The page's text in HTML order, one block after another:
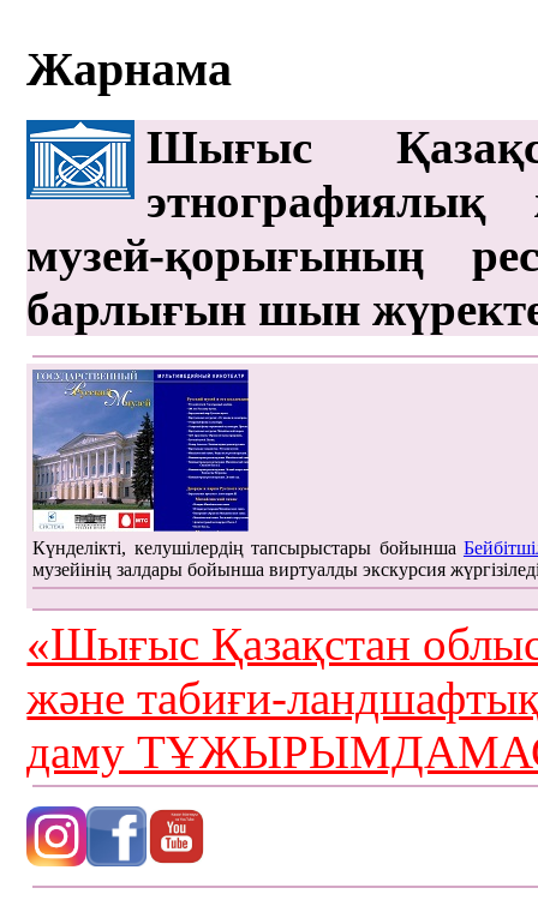
Жарнама
Шығыс
этнографиялық
музей-қорығының
барлығын шын
Күнделікті, келушілердің тапсырыстары бойынша
музейінің залдары бойынша виртуалды экскурсия
«Шығыс Қазақстан
және табиғи-
даму